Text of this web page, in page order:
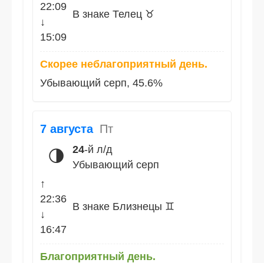
22:09
↓
15:09
В знаке Телец ♉
Скорее неблагоприятный день.
Убывающий серп, 45.6%
7 августа Пт
🌗 24-й л/д
Убывающий серп
↑
22:36
↓
16:47
В знаке Близнецы ♊
Благоприятный день.